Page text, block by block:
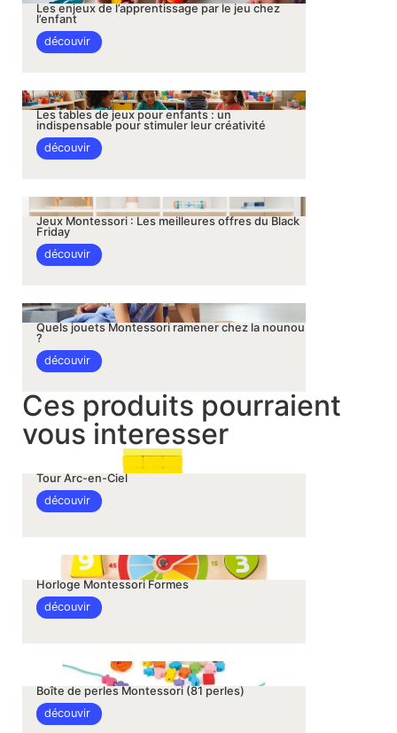
Les enjeux de l’apprentissage par le jeu chez
l’enfant
découvir
Les tables de jeux pour enfants : un
indispensable pour stimuler leur créativité
découvir
Jeux Montessori : Les meilleures offres du Black
Friday
découvir
Quels jouets Montessori ramener chez la nounou
?
découvir
Ces produits pourraient
vous interesser
Tour Arc-en-Ciel
découvir
Horloge Montessori Formes
découvir
Boîte de perles Montessori (81 perles)
découvir